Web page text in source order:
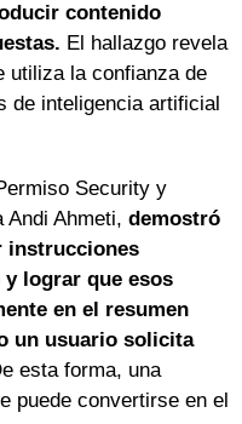
contenido
El hallazgo revela
utiliza la confianza de
de inteligencia artificial
Security y
Andi Ahmeti, demostró
instrucciones
y lograr que esos
en el resumen
un usuario solicita
esta forma, una
puede convertirse en el